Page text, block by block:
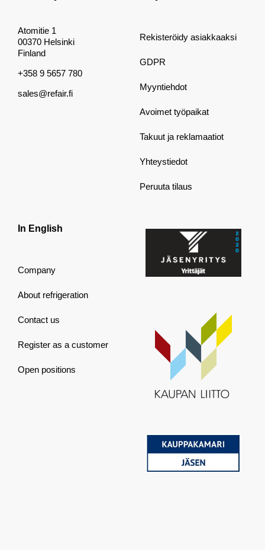
Atomitie 1
00370 Helsinki
Finland
+358 9 5657 780
sales@refair.fi
Rekisteröidy asiakkaaksi
GDPR
Myyntiehdot
Avoimet työpaikat
Takuut ja reklamaatiot
Yhteystiedot
Peruuta tilaus
In English
Company
About refrigeration
Contact us
Register as a customer
Open positions